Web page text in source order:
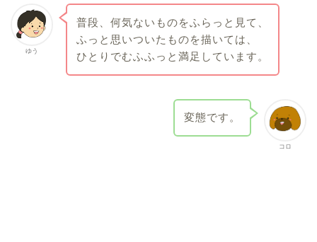
ゆう
普段、何気ないものをふらっと見て、
ふっと思いついたものを描いては、
ひとりでむふふっと満足しています。
コロ
変態です。